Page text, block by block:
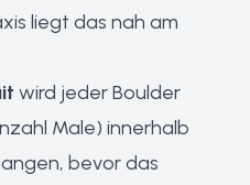
liegt das nah am
wird jeder Boulder
Male) innerhalb
bevor das